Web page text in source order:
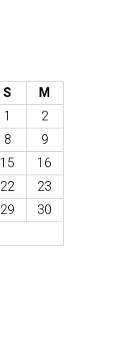
S
M
1
2
8
9
15
16
22
23
29
30